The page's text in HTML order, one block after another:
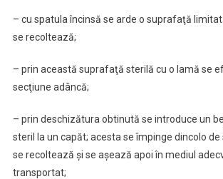
– cu spatula încinsă se arde o suprafaţă
se recoltează;
– prin această suprafaţă sterilă cu o lamă se
secţiune adâncă;
– prin deschizătura obtinută se introduce un
steril la un capăt; acesta se împinge dincolo
se recoltează şi se aşează apoi în mediul
transportat;